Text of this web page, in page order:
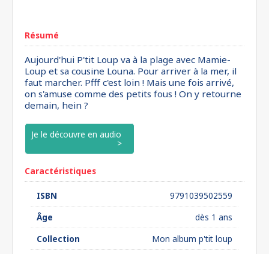
Résumé
Aujourd'hui P'tit Loup va à la plage avec Mamie-
Loup et sa cousine Louna. Pour arriver à la mer, il
faut marcher. Pfff c'est loin ! Mais une fois arrivé,
on s'amuse comme des petits fous ! On y retourne
demain, hein ?
Je le découvre en audio
Caractéristiques
ISBN
9791039502559
Âge
dès 1 ans
Collection
Mon album p'tit loup